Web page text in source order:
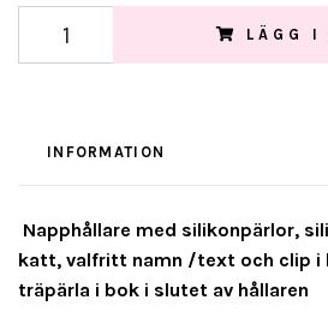
LÄGG I
INFORMATION
Napphållare med silikonpärlor,
katt, valfritt namn /text och clip i
träpärla i bok i slutet av hållaren